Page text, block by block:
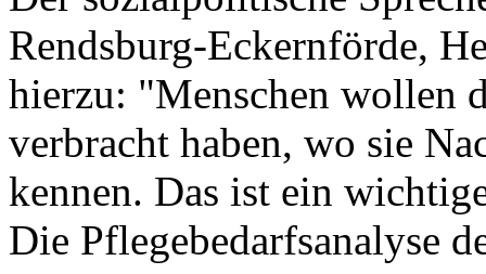
Rendsburg-Eckernförde,
hierzu: "Menschen wollen
verbracht haben, wo sie
kennen. Das ist ein
Die Pflegebedarfsanalyse